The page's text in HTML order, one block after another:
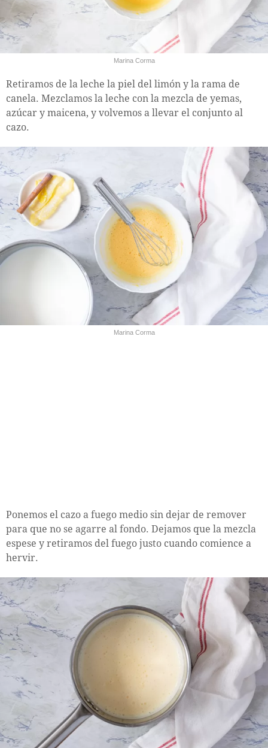
Marina Corma
Retiramos de la leche la piel del limón y la rama de
canela. Mezclamos la leche con la mezcla de yemas,
azúcar y maicena, y volvemos a llevar el conjunto al
cazo.
Marina Corma
Ponemos el cazo a fuego medio sin dejar de remover
para que no se agarre al fondo. Dejamos que la mezcla
espese y retiramos del fuego justo cuando comience a
hervir.